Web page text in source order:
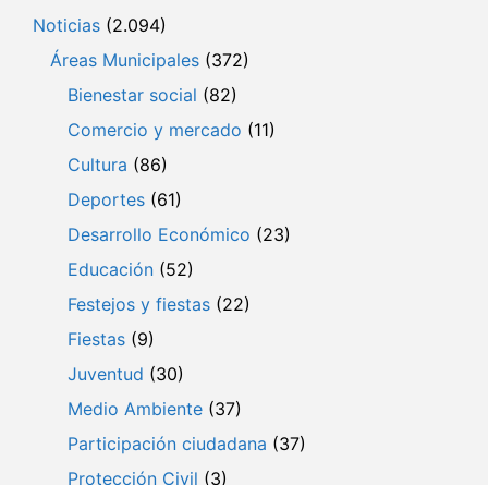
Noticias (2.094)
Áreas Municipales (372)
Bienestar social (82)
Comercio y mercado (11)
Cultura (86)
Deportes (61)
Desarrollo Económico (23)
Educación (52)
Festejos y fiestas (22)
Fiestas (9)
Juventud (30)
Medio Ambiente (37)
Participación ciudadana (37)
Protección Civil (3)